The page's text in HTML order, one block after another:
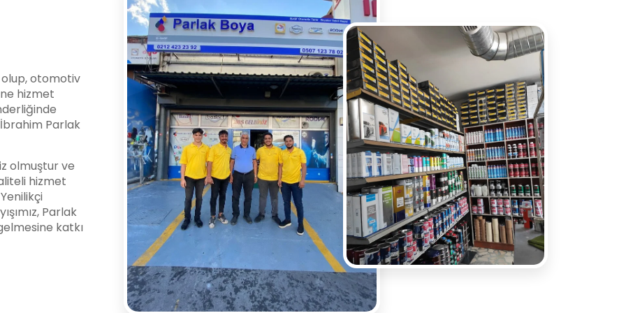
olup, otomotiv
hizmet
Parlak
olmuştur ve
hizmet
Parlak
katkı